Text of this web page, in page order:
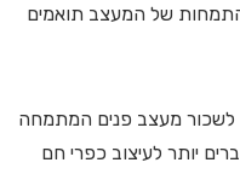
של המעצב תואמים
לשכור מעצב פנים המתמחה
יותר לעיצוב כפרי חם